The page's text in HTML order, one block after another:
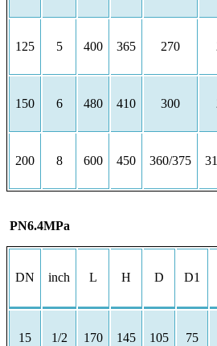
125 5 400 365 270
150 6 480 410 300
200 8 600 450 360/375
PN6.4MPa
DN inch L H D D1
15 1/2 170 145 105 75